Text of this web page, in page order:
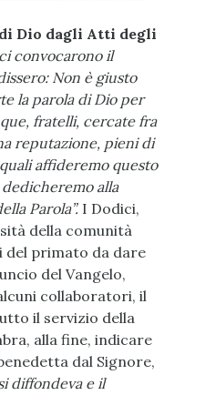
Dio dagli Atti degli
convocarono il
Non è giusto
la parola di Dio per
fratelli, cercate fra
reputazione, pieni di
affideremo questo
alla
Parola”.I Dodici,
della comunità
del primato da dare
del Vangelo,
collaboratori, il
il servizio della
alla fine, indicare
dal Signore,
diffondeva e il